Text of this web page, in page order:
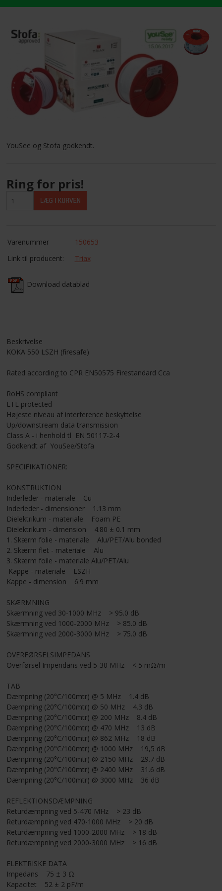
LEVERANDØRER INFO/LINK
LØSNING
LEVERANDØRER
TILBUD
FORSIDE
KUNDECENTER
ANMOD OM ADGANG
TELEFON: +45 4352 6644
YouSee og Stofa godkendt.
Ring for pris!
Varenummer
150653
Link til producent:
Triax
Download datablad
Beskrivelse
KOKA 550 LSZH (firesafe)
Rated according to CPR EN50575 Firestandard Cca
RoHS compliant
LTE protected
Højeste niveau af interference beskyttelse
Up/downstream data transmission
Class A - i henhold tl EN 50117-2-4
Godkendt af YouSee/Stofa
SPECIFIKATIONER:
KONSTRUKTION
Inderleder - materiale Cu
Inderleder - dimensioner 1.13 mm
Dielektrikum - materiale Foam PE
Dielektrikum - dimension 4.80 ± 0.1 mm
1. Skærm folie - materiale Alu/PET/Alu bonded
2. Skærm flet - materiale Alu
3. Skærm foile - materiale Alu/PET/Alu
Kappe - materiale LSZH
Kappe - dimension 6.9 mm
SKÆRMNING
Skærmning ved 30-1000 MHz > 95.0 dB
Skærmning ved 1000-2000 MHz > 85.0 dB
Skærmning ved 2000-3000 MHz > 75.0 dB
OVERFØRSELSIMPEDANS
Overførsel Impendans ved 5-30 MHz < 5 mΩ/m
TAB
Dæmpning (20°C/100mtr) @ 5 MHz 1.4 dB
Dæmpning (20°C/100mtr) @ 50 MHz 4.3 dB
Dæmpning (20°C/100mtr) @ 200 MHz 8.4 dB
Dæmpning (20°C/100mtr) @ 470 MHz 13 dB
Dæmpning (20°C/100mtr) @ 862 MHz 18 dB
Dæmpning (20°C/100mtr) @ 1000 MHz 19,5 dB
Dæmpning (20°C/100mtr) @ 2150 MHz 29.7 dB
Dæmpning (20°C/100mtr) @ 2400 MHz 31.6 dB
Dæmpning (20°C/100mtr) @ 3000 MHz 36 dB
REFLEKTIONSDÆMPNING
Returdæmpning ved 5-470 MHz > 23 dB
Returdæmpning ved 470-1000 MHz > 20 dB
Returdæmpning ved 1000-2000 MHz > 18 dB
Returdæmpning ved 2000-3000 MHz > 16 dB
ELEKTRISKE DATA
Impedans 75 ± 3 Ω
Kapacitet 52 ± 2 pF/m